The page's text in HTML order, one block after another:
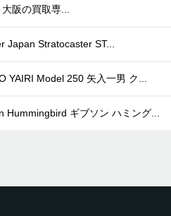
阪の買取専...
Japan Stratocaster ST...
YAIRI Model 250 矢入一男 ク...
Hummingbird ギブソン ハミング...